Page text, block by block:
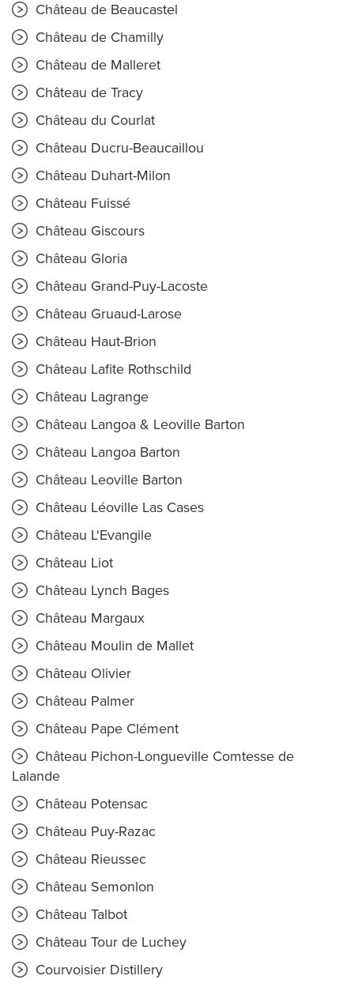
Château de Beaucastel
Château de Chamilly
Château de Malleret
Château de Tracy
Château du Courlat
Château Ducru-Beaucaillou
Château Duhart-Milon
Château Fuissé
Château Giscours
Château Gloria
Château Grand-Puy-Lacoste
Château Gruaud-Larose
Château Haut-Brion
Château Lafite Rothschild
Château Lagrange
Château Langoa & Leoville Barton
Château Langoa Barton
Château Leoville Barton
Château Léoville Las Cases
Château L'Evangile
Château Liot
Château Lynch Bages
Château Margaux
Château Moulin de Mallet
Château Olivier
Château Palmer
Château Pape Clément
Château Pichon-Longueville Comtesse de
Lalande
Château Potensac
Château Puy-Razac
Château Rieussec
Château Semonlon
Château Talbot
Château Tour de Luchey
Courvoisier Distillery